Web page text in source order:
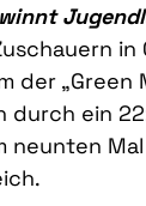
in
der „Green
durch ein
neunten